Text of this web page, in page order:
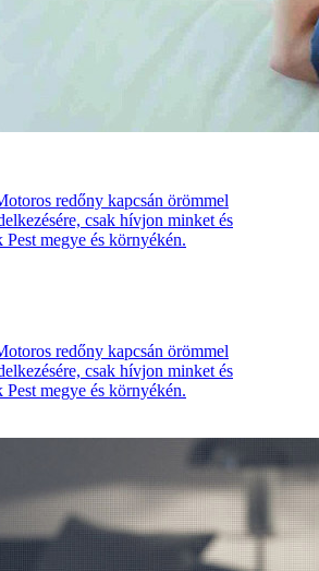
redőny kapcsán örömmel
csak hívjon minket és
Pest megye és környékén.
redőny kapcsán örömmel
csak hívjon minket és
Pest megye és környékén.